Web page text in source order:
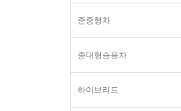
준중형차
중대형승용차
하이브리드